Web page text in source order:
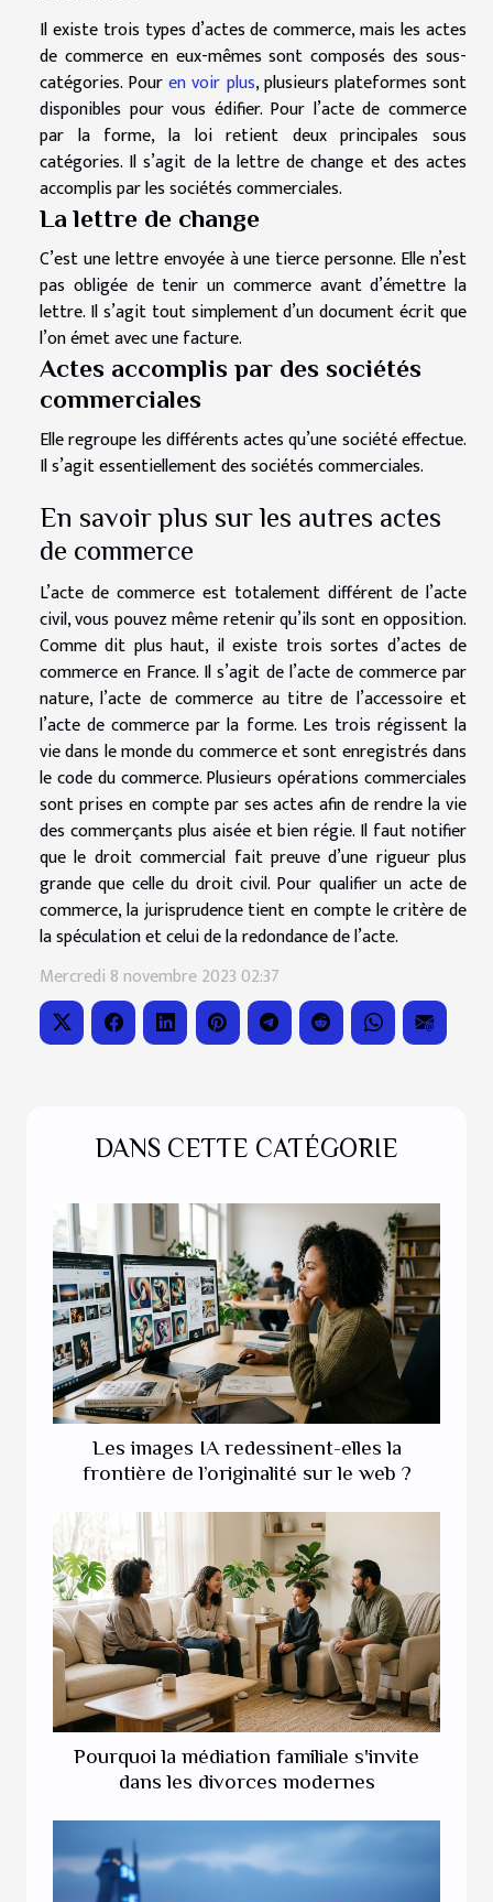
DANS CETTE CATÉGORIE
Les images IA redessinent-elles la
frontière de l’originalité sur le web ?
Pourquoi la médiation familiale s'invite
dans les divorces modernes
Il existe trois types d’actes de commerce, mais les actes
de commerce en eux-mêmes sont composés des sous-
catégories. Pouren voir plus, plusieurs plateformes sont
disponibles pour vous édifier. Pour l’acte de commerce
par la forme, la loi retient deux principales sous
catégories. Il s’agit de la lettre de change et des actes
accomplis par les sociétés commerciales.
La lettre de change
C’est une lettre envoyée à une tierce personne. Elle n’est
pas obligée de tenir un commerce avant d’émettre la
lettre. Il s’agit tout simplement d’un document écrit que
l’on émet avec une facture.
Actes accomplis par des sociétés
commerciales
Elle regroupe les différents actes qu’une société effectue.
Il s’agit essentiellement des sociétés commerciales.
En savoir plus sur les autres actes
de commerce
L’acte de commerce est totalement différent de l’acte
civil, vous pouvez même retenir qu’ils sont en opposition.
Comme dit plus haut, il existe trois sortes d’actes de
commerce en France. Il s’agit de l’acte de commerce par
nature, l’acte de commerce au titre de l’accessoire et
l’acte de commerce par la forme. Les trois régissent la
vie dans le monde du commerce et sont enregistrés dans
le code du commerce. Plusieurs opérations commerciales
sont prises en compte par ses actes afin de rendre la vie
des commerçants plus aisée et bien régie. Il faut notifier
que le droit commercial fait preuve d’une rigueur plus
grande que celle du droit civil. Pour qualifier un acte de
commerce, la jurisprudence tient en compte le critère de
la spéculation et celui de la redondance de l’acte.
Mercredi 8 novembre 2023 02:37